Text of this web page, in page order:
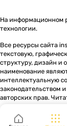
На информационном
технологии.
Все ресурсы сайта
текстовую,
структуру, дизайн и
наименование
интеллектуальную
законодательством
авторских прав.